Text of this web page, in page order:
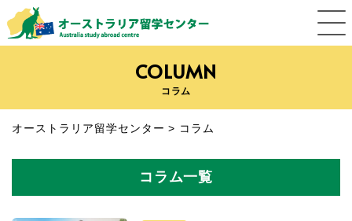
COLUMN
コラム
オーストラリア留学センター > コラム
コラム一覧